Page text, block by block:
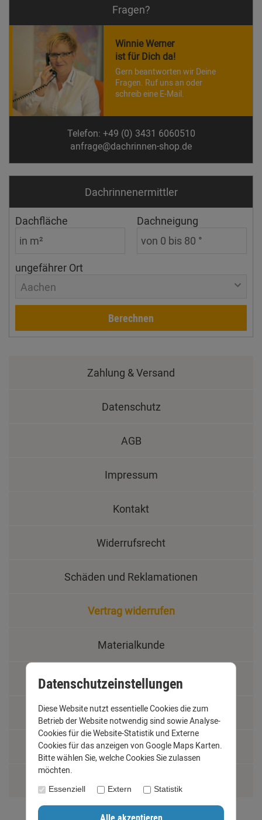
Fragen?
Winnie Werner
ist für Dich da!
Gern beantworten wir Deine
Fragen. Ruf uns an oder
schreib eine E-Mail.
Telefon: +49 (0) 3431 6060510
anfrage@dachrinnen-shop.de
Dachrinnen­ermittler
Dachfläche Dachneigung
ungefährer Ort
Aachen
Berechnen
Zahlung & Versand
Datenschutz
AGB
Impressum
Kontakt
Widerrufsrecht
Schäden und Reklamationen
Vertrag widerrufen
Materialkunde
Fachbegriffe
Jobs
Montage und Installationshilfen
Datenschutzeinstellungen
Diese Website nutzt essentielle Cookies die zum
Betrieb der Website notwendig sind sowie Analyse-
Cookies für die Website-Statistik und Externe
Cookies für das anzeigen von Google Maps Karten.
Bitte wählen Sie, welche Cookies Sie zulassen
möchten.
Essenziell Extern Statistik